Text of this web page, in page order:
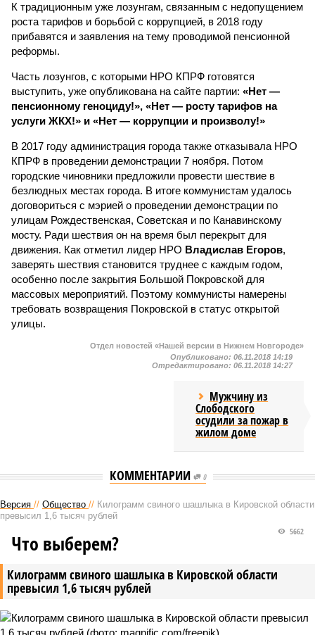
К традиционным уже лозунгам, связанным с недопущением
роста тарифов и борьбой с коррупцией, в 2018 году
прибавятся и заявления на тему проводимой пенсионной
реформы.
Часть лозунгов, с которыми НРО КПРФ готовятся
выступить, уже опубликована на сайте партии: «Нет —
пенсионному геноциду!», «Нет — росту тарифов на
услуги ЖКХ!» и «Нет — коррупции и произволу!»
В 2017 году администрация города также отказывала НРО
КПРФ в проведении демонстрации 7 ноября. Потом
городские чиновники предложили провести шествие в
безлюдных местах города. В итоге коммунистам удалось
договориться с мэрией о проведении демонстрации по
улицам Рождественская, Советская и по Канавинскому
мосту. Ради шествия он на время был перекрыт для
движения. Как отметил лидер НРО Владислав Егоров,
заверять шествия становится труднее с каждым годом,
особенно после закрытия Большой Покровской для
массовых мероприятий. Поэтому коммунисты намерены
требовать возвращения Покровской в статус открытой
улицы.
Отдел новостей «Нашей версии в Нижнем Новгороде»
Опубликовано: 06.11.2018 14:19
Отредактировано: 06.11.2018 14:27
Мужчину из
Слободского
осудили за пожар в
жилом доме
КОММЕНТАРИИ 0
Версия // Общество // Килограмм свиного шашлыка в Кировской области
превысил 1,6 тысяч рублей
Килограмм свиного шашлыка в Кировской области
превысил 1,6 тысяч рублей
5662
Что выберем?